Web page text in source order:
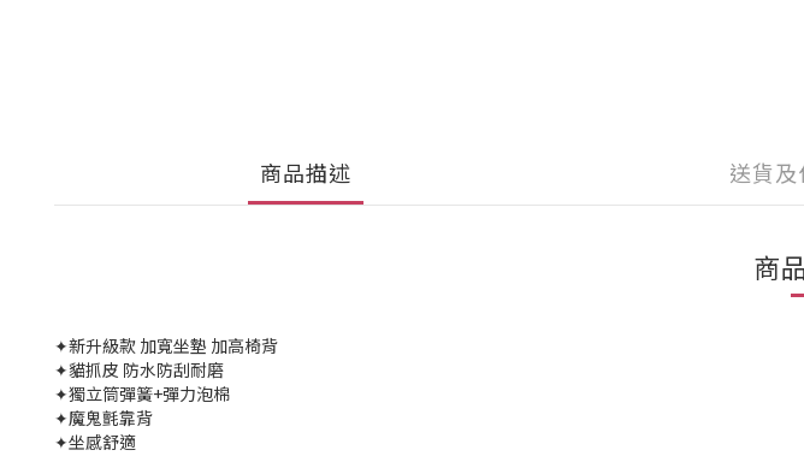
商品描述 送貨
商
✦新升級款 加寬坐墊 加高椅背
✦貓抓皮 防水防刮耐磨
✦獨立筒彈簧+彈力泡棉
✦魔鬼氈靠背
✦坐感舒適